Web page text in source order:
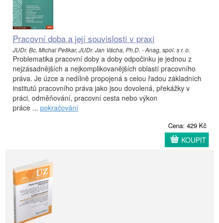
Pracovní doba a její souvislosti v praxi
JUDr. Bc. Michal Peškar, JUDr. Jan Vácha, Ph.D. - Anag, spol. s r. o.
Problematika pracovní doby a doby odpočinku je jednou z
nejzásadnějších a nejkomplikovanějších oblastí pracovního
práva. Je úzce a nedílně propojená s celou řadou základních
institutů pracovního práva jako jsou dovolená, překážky v
práci, odměňování, pracovní cesta nebo výkon
práce ... pokračování
Cena: 429 Kč
KOUPIT